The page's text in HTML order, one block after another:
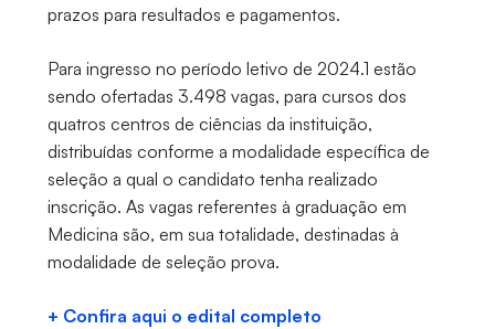
prazos para resultados e pagamentos.
Para ingresso no período letivo de 2024.1 estão
sendo ofertadas 3.498 vagas, para cursos dos
quatros centros de ciências da instituição,
distribuídas conforme a modalidade específica de
seleção a qual o candidato tenha realizado
inscrição. As vagas referentes à graduação em
Medicina são, em sua totalidade, destinadas à
modalidade de seleção prova.
+ Confira aqui o edital completo